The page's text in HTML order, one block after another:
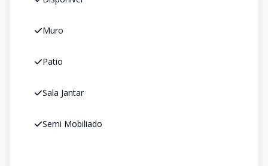
Muro
Patio
Sala Jantar
Semi Mobiliado